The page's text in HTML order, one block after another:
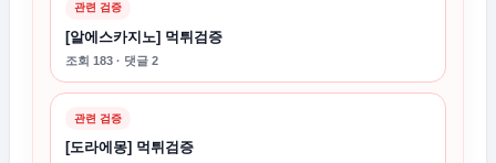
관련 검증
[알에스카지노] 먹튀검증
조회 183 · 댓글 2
관련 검증
[도라에몽] 먹튀검증